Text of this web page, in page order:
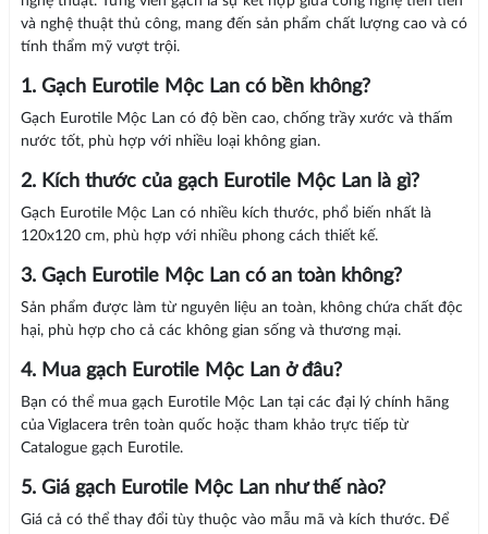
và nghệ thuật thủ công, mang đến sản phẩm chất lượng cao và có
tính thẩm mỹ vượt trội.
1. Gạch Eurotile Mộc Lan có bền không?
Gạch Eurotile Mộc Lan có độ bền cao, chống trầy xước và thấm
nước tốt, phù hợp với nhiều loại không gian.
2. Kích thước của gạch Eurotile Mộc Lan là gì?
Gạch Eurotile Mộc Lan có nhiều kích thước, phổ biến nhất là
120x120 cm, phù hợp với nhiều phong cách thiết kế.
3. Gạch Eurotile Mộc Lan có an toàn không?
Sản phẩm được làm từ nguyên liệu an toàn, không chứa chất độc
hại, phù hợp cho cả các không gian sống và thương mại.
4. Mua gạch Eurotile Mộc Lan ở đâu?
Bạn có thể mua gạch Eurotile Mộc Lan tại các đại lý chính hãng
của Viglacera trên toàn quốc hoặc tham khảo trực tiếp từ
Catalogue gạch Eurotile.
5. Giá gạch Eurotile Mộc Lan như thế nào?
Giá cả có thể thay đổi tùy thuộc vào mẫu mã và kích thước. Để